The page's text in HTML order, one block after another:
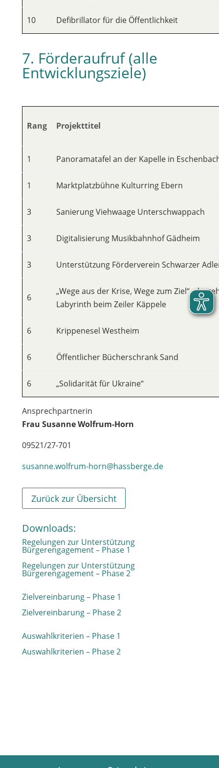
10 Defibrillator für die Öffentlichkeit
7. Förderaufruf (alle
Entwicklungsziele)
Rang Projekttitel
1 Panoramatafel an der Kapelle in
1 Marktplatzbühne Kulturring Ebern
3 Sanierung Viehwaage Unterschwappach
3 Digitalisierung Musikbahnhof Gädheim
3 Unterstützung Förderverein Schwarzer
6
„Wege aus der Krise, Wege zum Ziel“ –
Labyrinth beim Zeiler Käppele
6 Krippenesel Westheim
6 Öffentlicher Bücherschrank Sand
6 „Solidarität für Ukraine“
Ansprechpartnerin
Frau Susanne Wolfrum-Horn
09521/27-701
susanne.wolfrum-horn@hassberge.de
Zurück zur Übersicht
Downloads:
Regelungen zur Unterstützung
Bürgerengagement – Phase 1
Regelungen zur Unterstützung
Bürgerengagement – Phase 2
Zielvereinbarung – Phase 1
Zielvereinbarung – Phase 2
Auswahlkriterien – Phase 1
Auswahlkriterien – Phase 2